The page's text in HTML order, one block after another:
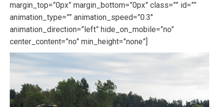
margin_top=”0px” margin_bottom=”0px” class=”” id=””
animation_type=”” animation_speed=”0.3″
animation_direction=”left” hide_on_mobile=”no”
center_content=”no” min_height=”none”]